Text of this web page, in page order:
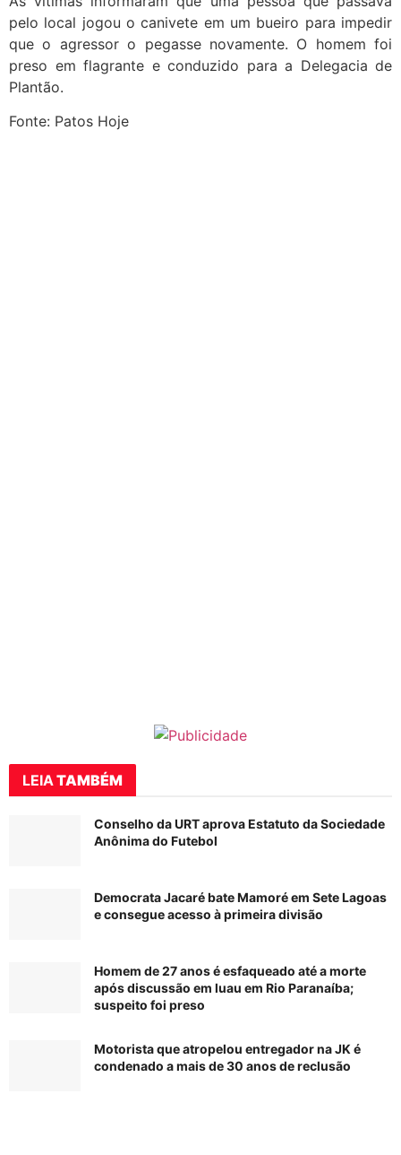
pelo local jogou o canivete em um bueiro para impedir
que o agressor o pegasse novamente. O homem foi
preso em flagrante e conduzido para a Delegacia de
Plantão.
Fonte: Patos Hoje
LEIA TAMBÉM
Conselho da URT aprova Estatuto da Sociedade
Anônima do Futebol
Democrata Jacaré bate Mamoré em Sete Lagoas
e consegue acesso à primeira divisão
Homem de 27 anos é esfaqueado até a morte
após discussão em luau em Rio Paranaíba;
suspeito foi preso
Motorista que atropelou entregador na JK é
condenado a mais de 30 anos de reclusão